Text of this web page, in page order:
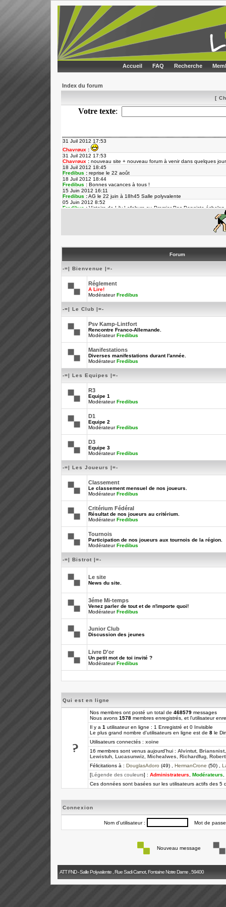
Accueil FAQ Recherche
Index du forum
[
Forum
-=| Bienvenue |=-
Réglement
A Lire!
ModérateurFredibus
-=| Le Club |=-
Psv Kamp-Lintfort
Rencontre Franco-Allemande.
ModérateurFredibus
Manifestations
Diverses manifestations durant l'année.
ModérateurFredibus
-=| Les Equipes |=-
R3
Equipe 1
ModérateurFredibus
D1
Equipe 2
ModérateurFredibus
D3
Equipe 3
ModérateurFredibus
-=| Les Joueurs |=-
Classement
Le classement mensuel de nos joueurs.
ModérateurFredibus
Critérium Fédéral
Résultat de nos joueurs au critérium.
ModérateurFredibus
Tournois
Participation de nos joueurs aux tournois de la région.
ModérateurFredibus
-=| Bistrot |=-
Le site
News du site.
3éme Mi-temps
Venez parler de tout et de n'importe quoi!
ModérateurFredibus
Junior Club
Discussion des jeunes
Livre D'or
Un petit mot de toi invité ?
ModérateurFredibus
Qui est en ligne
Nos membres ont posté un total de 468579 messages
Nous avons 1578 membres enregistrés, et l'utilisateur
Il y a 1 utilisateur en ligne : 1 Enregistré et 0 Invisible
Le plus grand nombre d'utilisateurs en ligne est de 8 le
Utilisateurs connectés : xoine
16 membres sont venus aujourd'hui : Alvintut, Briansnist
Lewistuh Lucasunwiz Michealwes Richardfug
Félicitations à : DouglasAdoro (49) , HermanCrone (50) ,
[Légende des couleurs] : Administrateurs Modérateurs
Ces données sont basées sur les utilisateurs actifs des 5
Connexion
Nom d'utilisateur : Mot de
Nouveau message
ATT FND - Salle Polyvalente , Rue Sadi Carnot, Fontaine Notre Dame , 59400